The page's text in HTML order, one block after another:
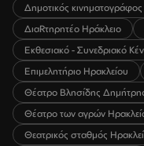
Δημοτικός
ΔιαRτηρητέο Ηράκλειο
Εκθεσιακό - Συνεδριακό
Επιμελητήριο Ηρακλείου
Θέατρο Βλησίδης
Θέατρο των αγρών
Θεατρικός σταθμός